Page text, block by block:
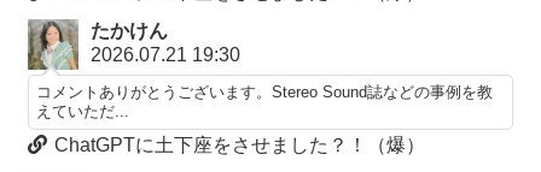
たかけん
2026.07.21 19:30
コメントありがとうございます。Stereo Sound誌などの事例を教
えていただ...
ChatGPTに土下座をさせました？！（爆）